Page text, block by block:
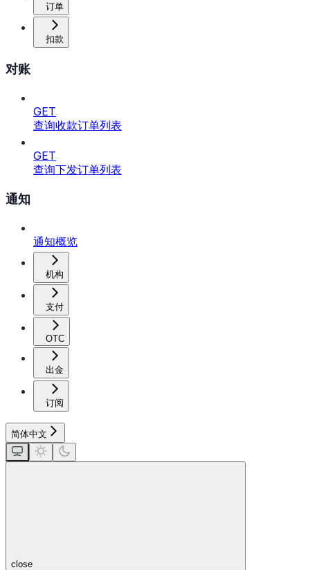
订单
扣款
对账
GET
查询收款订单列表
GET
查询下发订单列表
通知
通知概览
机构
支付
OTC
出金
订阅
简体中文
close